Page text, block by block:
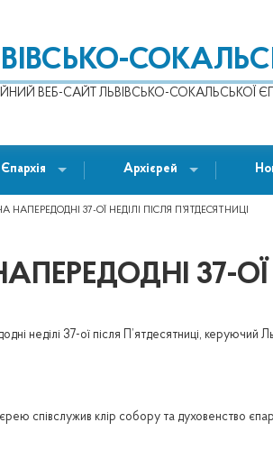
ВЕБ-САЙТ ЛЬВІВСЬКО-СОКАЛЬСЬКОЇ
Єпархія Архієрей
НАПЕРЕДОДНІ 37-ОЇ НЕДІЛІ ПІСЛЯ П’ЯТДЕСЯТНИЦІ
37-ОЇ
неділі 37-ої після П’ятдесятниці,
співслужив клір собору та духовенство